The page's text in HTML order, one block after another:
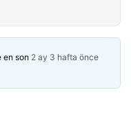
en son 2 ay 3 hafta önce